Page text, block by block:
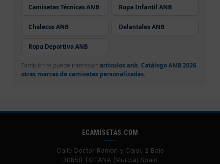
Camisetas Técnicas ANB Ropa Infantil ANB
Chalecos ANB Delantales ANB
Ropa Deportiva ANB
También te puede interesar: artículos anb, Catálogo ANB 2026,
otras marcas de camisetas personalizadas.
ECAMISETAS.COM
Calle Doctor Ramón y Cajal, 2 Bajo
30850 TOTANA (Murcia) Spain